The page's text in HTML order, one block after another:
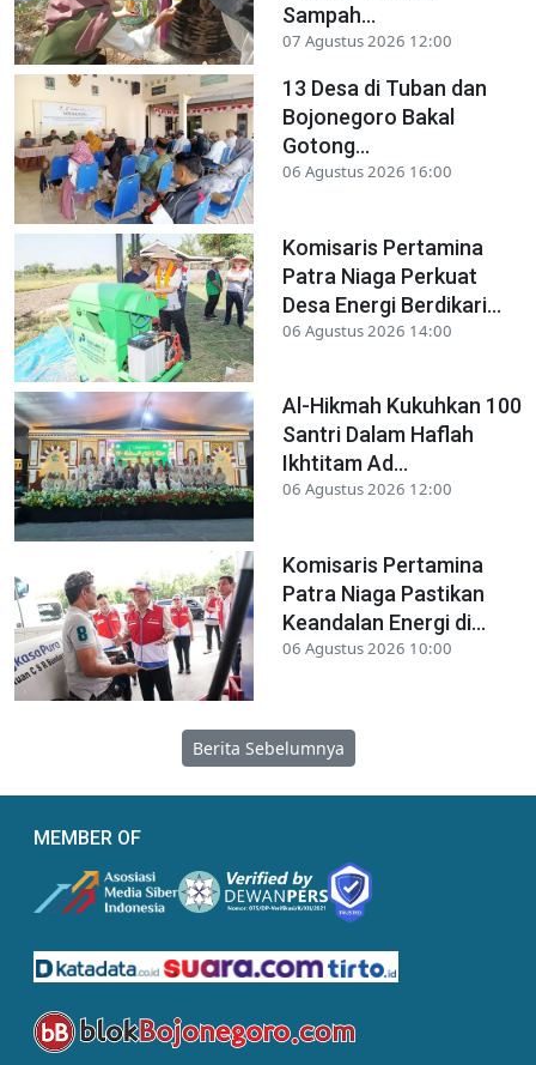
Sampah...
07 Agustus 2026 12:00
13 Desa di Tuban dan
Bojonegoro Bakal
Gotong...
06 Agustus 2026 16:00
Komisaris Pertamina
Patra Niaga Perkuat
Desa Energi Berdikari...
06 Agustus 2026 14:00
Al-Hikmah Kukuhkan 100
Santri Dalam Haflah
Ikhtitam Ad...
06 Agustus 2026 12:00
Komisaris Pertamina
Patra Niaga Pastikan
Keandalan Energi di...
06 Agustus 2026 10:00
Berita Sebelumnya
MEMBER OF